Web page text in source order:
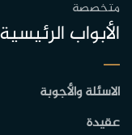
متخصصة
الأبواب الرئيسية
الاسئلة والأجوبة
عقيدة